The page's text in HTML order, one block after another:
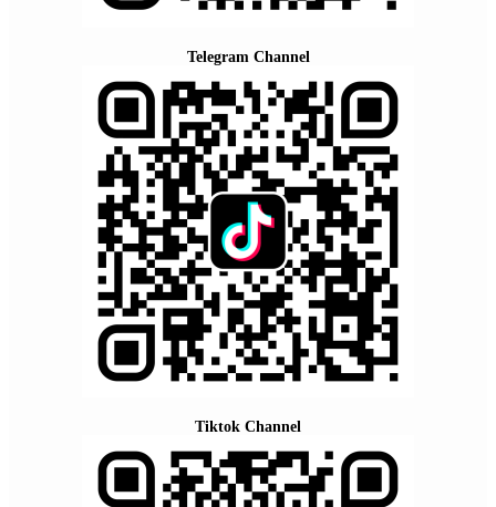
Telegram Channel
Tiktok Channel